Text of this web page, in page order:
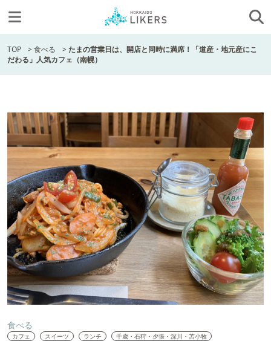
TOP >食べる >たまの営業日は、開店と同時に満席！「道産・地元産にこ
だわる」人気カフェ（南幌）
食べる
カフェ スイーツ ランチ 千歳・石狩・夕張・深川・苫小牧